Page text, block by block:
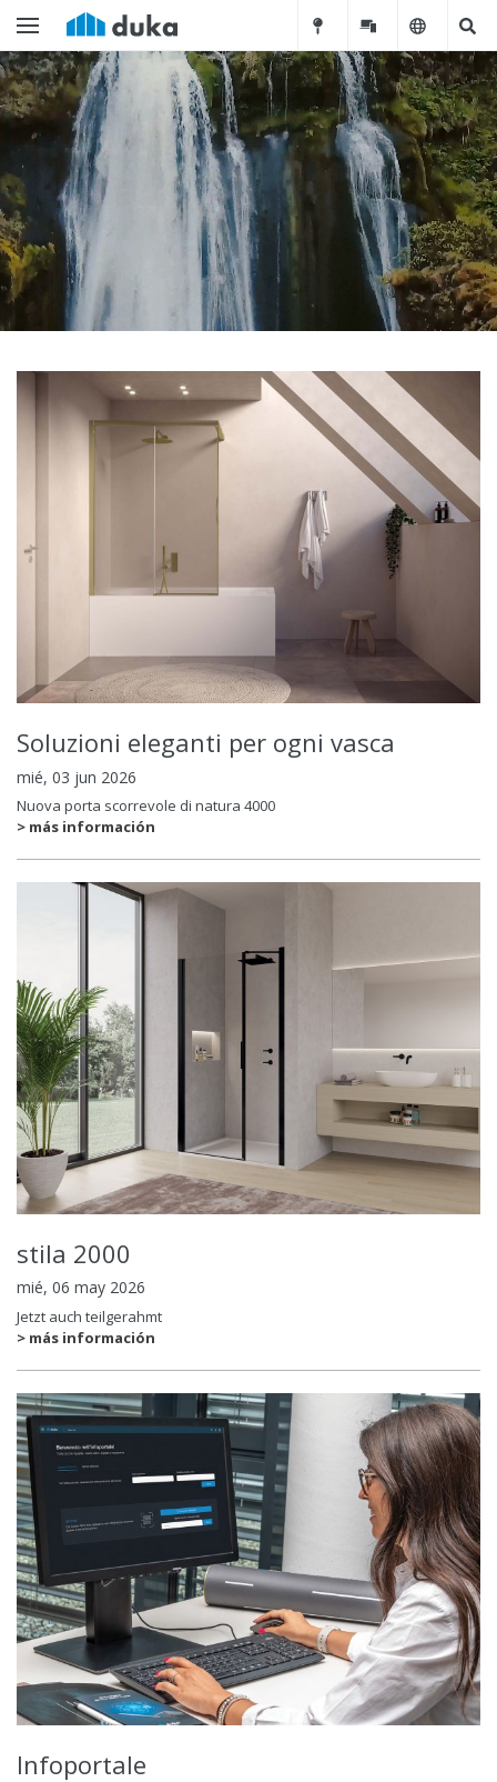
Soluzioni eleganti per ogni vasca
mié, 03 jun 2026
Nuova porta scorrevole di natura 4000
> más información
stila 2000
mié, 06 may 2026
Jetzt auch teilgerahmt
> más información
Infoportale